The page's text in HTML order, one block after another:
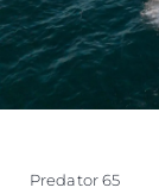
Predator 65